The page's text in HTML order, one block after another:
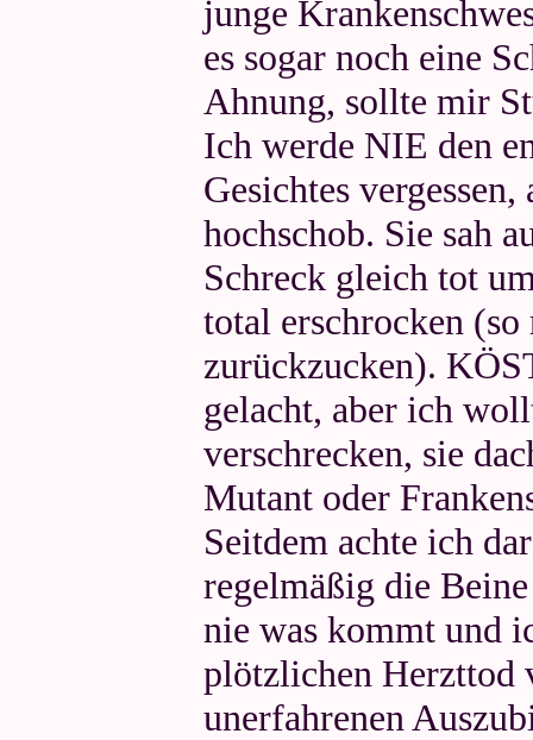
junge
es sogar noch eine
Ahnung, sollte mir
Ich werde NIE den
Gesichtes
hochschob. Sie sah
Schreck gleich tot
total erschrocken
zurückzucken).
gelacht, aber ich
verschrecken, sie
Mutant oder
Seitdem achte ich
regelmäßig die
nie was kommt und
plötzlichen Herzttod
unerfahrenen